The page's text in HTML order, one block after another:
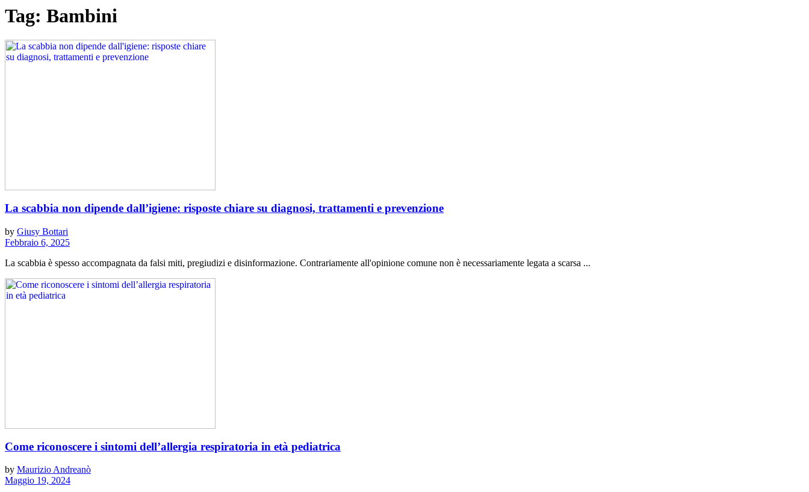
Tag: Bambini
La scabbia non dipende dall’igiene: risposte chiare su diagnosi, trattamenti e prevenzione
by Giusy Bottari
Febbraio 6, 2025
La scabbia è spesso accompagnata da falsi miti, pregiudizi e disinformazione. Contrariamente all'opinione comune non è necessariamente legata a scarsa ...
Come riconoscere i sintomi dell’allergia respiratoria in età pediatrica
by Maurizio Andreanò
Maggio 19, 2024